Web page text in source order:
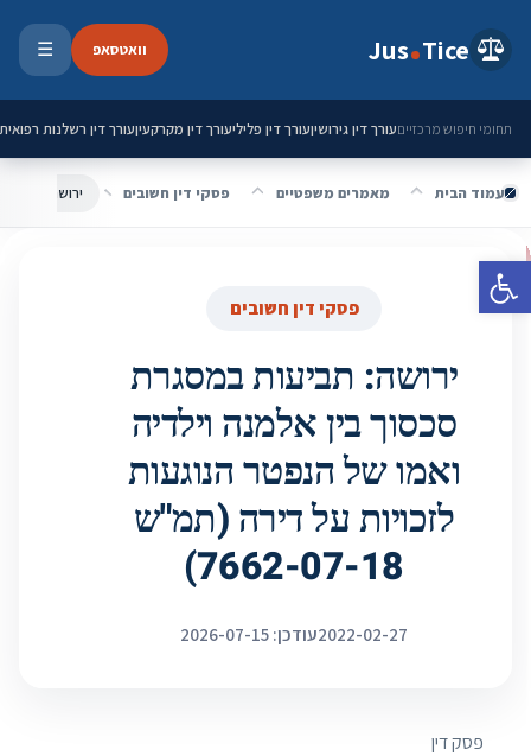
פתח סרגל נגישות
Jus Tice וואטסאפ ☰
תחומי חיפוש מרכזייםעורך דין גירושיןעורך דין פליליעורך דין מקרקעיןעורך דין רשלנות רפואית
עמוד הבית מאמרים משפטיים פסקי דין חשובים
פסקי דין חשובים
ירושה: תביעות במסגרת
סכסוך בין אלמנה וילדיה
ואמו של הנפטר הנוגעות
לזכויות על דירה (תמ"ש
7662-07-18)
2022-02-27עודכן: 2026-07-15
פסק דין